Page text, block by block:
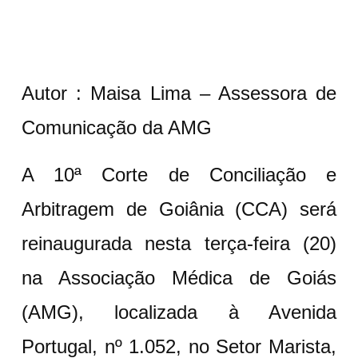
Autor : Maisa Lima – Assessora de
Comunicação da AMG
A 10ª Corte de Conciliação e
Arbitragem de Goiânia (CCA) será
reinaugurada nesta terça-feira (20)
na Associação Médica de Goiás
(AMG), localizada à Avenida
Portugal, nº 1.052, no Setor Marista,